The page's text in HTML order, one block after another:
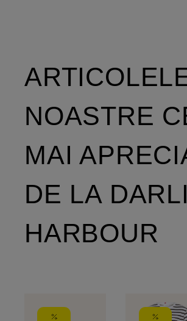
NOASTRE
MAI
DE LA
HARBOUR